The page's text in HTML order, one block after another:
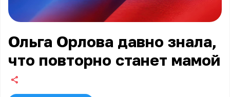
Ольга Орлова давно знала,
что повторно станет мамой